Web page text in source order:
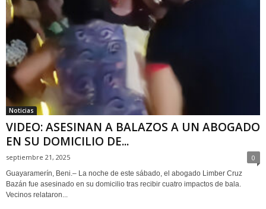
Noticias
VIDEO: ASESINAN A BALAZOS A UN ABOGADO
EN SU DOMICILIO DE...
septiembre 21, 2025 0
Guayaramerín, Beni.– La noche de este sábado, el abogado Limber Cruz
Bazán fue asesinado en su domicilio tras recibir cuatro impactos de bala.
Vecinos relataron...